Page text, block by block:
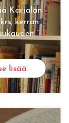
Karjalan
kerran
lisää